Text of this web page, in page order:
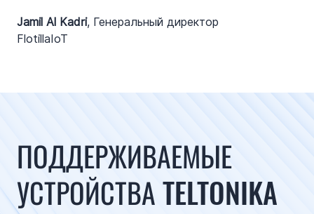
Jamil Al Kadri, Генеральный директор
FlotillaIoT
ПОДДЕРЖИВАЕМЫЕ
УСТРОЙСТВА TELTONIKA